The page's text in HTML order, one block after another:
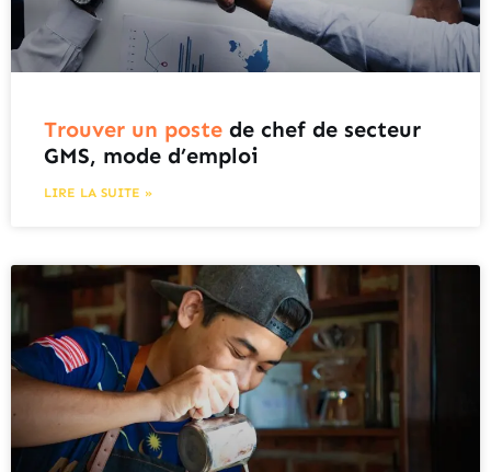
Trouver un poste de chef de secteur
GMS, mode d’emploi
LIRE LA SUITE »